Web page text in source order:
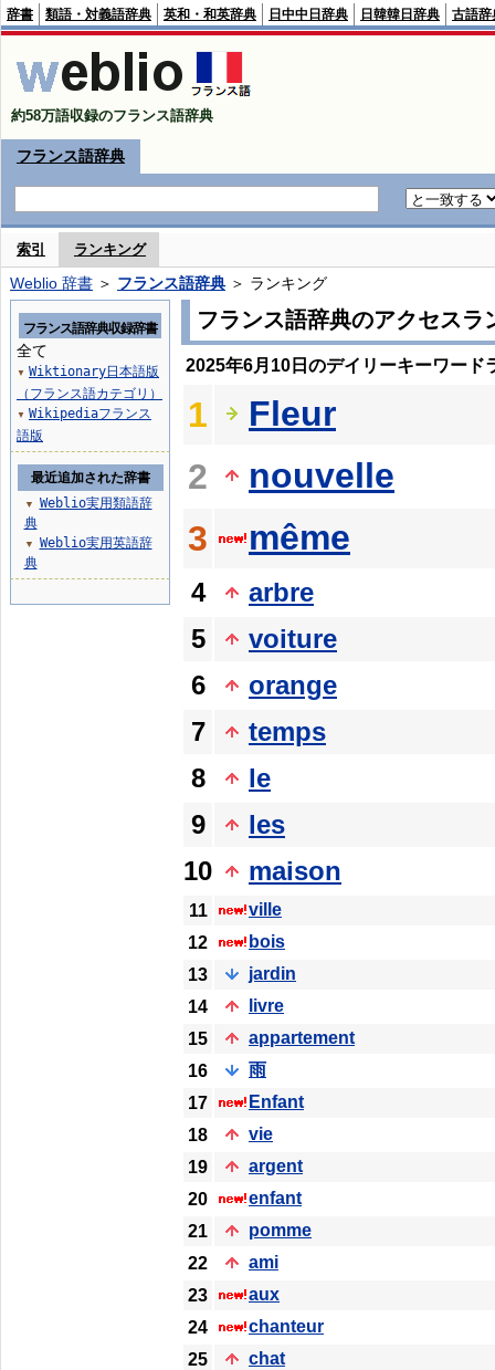
辞書 類語・対義語辞典 英和・和英辞典 日中中日辞典 日韓韓日辞典 古語辞
約58万語収録のフランス語辞典
フランス語辞典
索引 ランキング
Weblio 辞書 ＞ フランス語辞典 ＞ ランキング
フランス語辞典のアクセスラ
2025年6月10日のデイリーキーワード
1
Fleur
2
nouvelle
3
même
4
arbre
5
voiture
6
orange
7
temps
8
le
9
les
10
maison
11
ville
12
bois
13
jardin
14
livre
15
appartement
16
雨
17
Enfant
18
vie
19
argent
20
enfant
21
pomme
22
ami
23
aux
24
chanteur
25
chat
フランス語辞典収録辞書
全て
▼ Wiktionary日本語版
（フランス語カテゴリ）
▼ Wikipediaフランス
語版
最近追加された辞書
▼
Weblio実用類語辞
典
▼
Weblio実用英語辞
典